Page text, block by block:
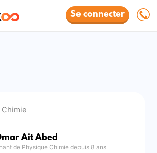
Se connecter
Ait Abed
de Physique Chimie depuis 8 ans